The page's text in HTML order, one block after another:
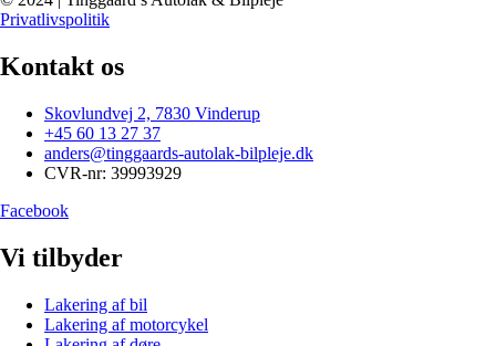
Privatlivspolitik
Kontakt os
Skovlundvej 2, 7830 Vinderup
+45 60 13 27 37
anders@tinggaards-autolak-bilpleje.dk
CVR-nr: 39993929
Facebook
Vi tilbyder
Lakering af bil
Lakering af motorcykel